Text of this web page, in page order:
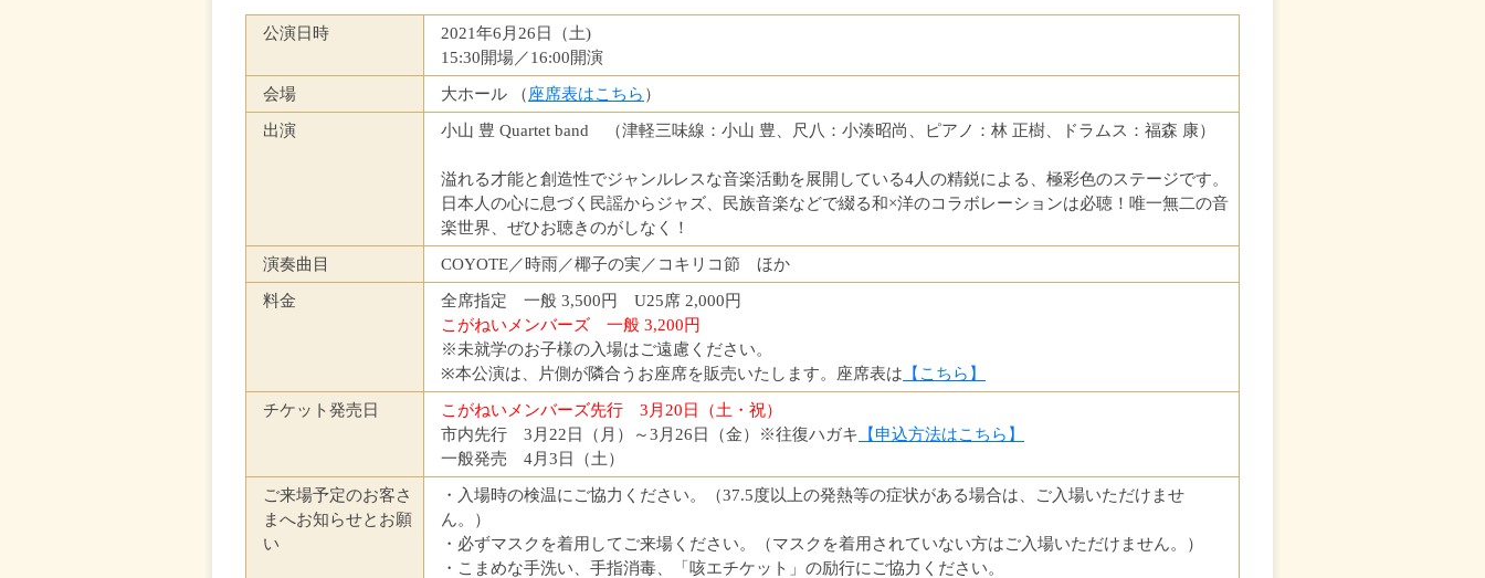
公演日時
2021年6月26日（土)
15:30開場／16:00開演
会場 大ホール （座席表はこちら ）
出演 小山 豊 Quartet band （津軽三味線：小山 豊、尺八：小湊昭尚、ピアノ：林 正樹、ドラムス：福森 康）
溢れる才能と創造性でジャンルレスな音楽活動を展開している4人の精鋭による、極彩色のステージです。
日本人の心に息づく民謡からジャズ、民族音楽などで綴る和×洋のコラボレーションは必聴！唯一無二の音
楽世界、ぜひお聴きのがしなく！
演奏曲目 COYOTE／時雨／椰子の実／コキリコ節 ほか
料金
全席指定 一般 3,500円 U25席 2,000円
こがねいメンバーズ 一般 3,200円
※未就学のお子様の入場はご遠慮ください。
※本公演は、片側が隣合うお座席を販売いたします。座席表は 【こちら】
チケット発売日
こがねいメンバーズ先行 3月20日（土・祝）
市内先行 3月22日（月）～3月26日（金）※往復ハガキ
【申込方法はこちら】
一般発売 4月3日（土）
ご来場予定のお客さ
まへお知らせとお願
い
・入場時の検温にご協力ください。（37.5度以上の発熱等の症状がある場合は、ご入場いただけませ
ん。）
・必ずマスクを着用してご来場ください。（マスクを着用されていない方はご入場いただけません。）
・こまめな手洗い、手指消毒、「咳エチケット」の励行にご協力ください。